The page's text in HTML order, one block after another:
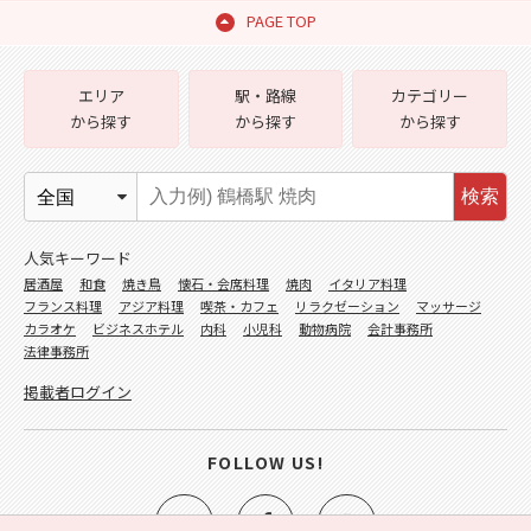
PAGE TOP
エリア
から探す
駅・路線
から探す
カテゴリー
から探す
検索
人気キーワード
居酒屋 和食 焼き鳥 懐石・会席料理 焼肉
イタリア料理
フランス料理
アジア料理 喫茶・カフェ リラクゼーション
マッサージ
カラオケ
ビジネスホテル 内科 小児科 動物病院
会計事務所
法律事務所
掲載者ログイン
FOLLOW US!